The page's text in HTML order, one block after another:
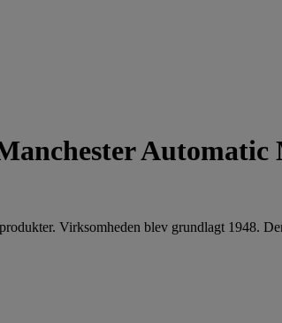
Automatic
Virksomheden blev grundlagt 1948.